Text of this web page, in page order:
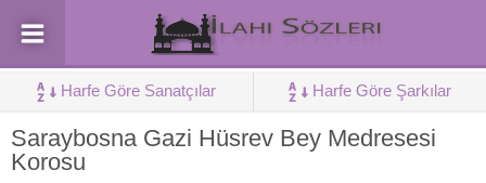
Harfe Göre Sanatçılar Harfe Göre Şarkılar
Saraybosna Gazi Hüsrev Bey Medresesi
Korosu